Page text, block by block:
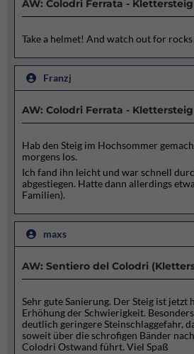
AW: Colodri Ferrata - Klettersteig
Take a helmet! And watch out for
Franzj
AW: Colodri Ferrata - Klettersteig
Hab den Steig im Hochsommer
morgens los.
Ich fand ihn leicht und war schnell
abgestiegen. Hatte dann allerdings
Familien).
maxs
AW: Sentiero del Colodri
Sehr gute Sanierung. Der Steig ist jetzt
Erhöhung der Schwierigkeit.
deutlich geringere Steinschlaggefahr,
soweit über die schrofigen Bänder
Colodri Ostwand führt. Viel Spaß